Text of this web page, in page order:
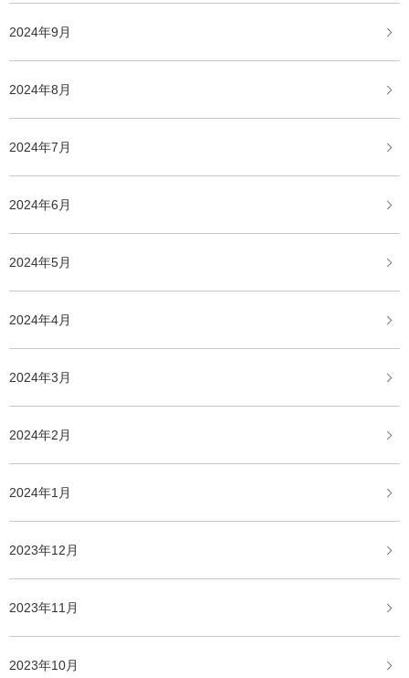
2024年9月
2024年8月
2024年7月
2024年6月
2024年5月
2024年4月
2024年3月
2024年2月
2024年1月
2023年12月
2023年11月
2023年10月